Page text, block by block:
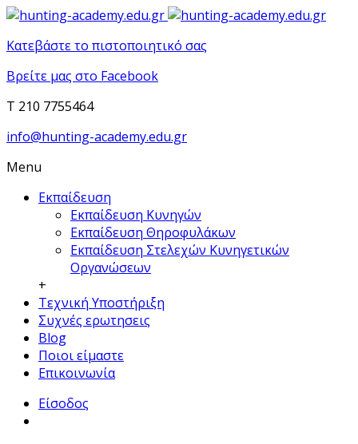
Κατεβάστε το πιστοποιητικό σας
Βρείτε μας στο Facebook
T 210 7755464
info@hunting-academy.edu.gr
Menu
Εκπαίδευση
Εκπαίδευση Κυνηγών
Εκπαίδευση Θηροφυλάκων
Εκπαίδευση Στελεχών Κυνηγετικών
Οργανώσεων
+
Τεχνική Υποστήριξη
Συχνές ερωτησεις
Blog
Ποιοι είμαστε
Επικοινωνία
Είσοδος